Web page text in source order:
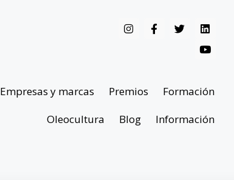
Empresas y marcas Premios
Formación
Oleocultura
Blog Información